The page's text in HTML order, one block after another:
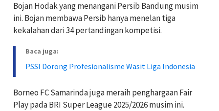
Bojan Hodak yang menangani Persib Bandung musim
ini. Bojan membawa Persib hanya menelan tiga
kekalahan dari 34 pertandingan kompetisi.
Baca juga:
PSSI Dorong Profesionalisme Wasit Liga Indonesia
Borneo FC Samarinda juga meraih penghargaan Fair
Play pada BRI Super League 2025/2026 musim ini.